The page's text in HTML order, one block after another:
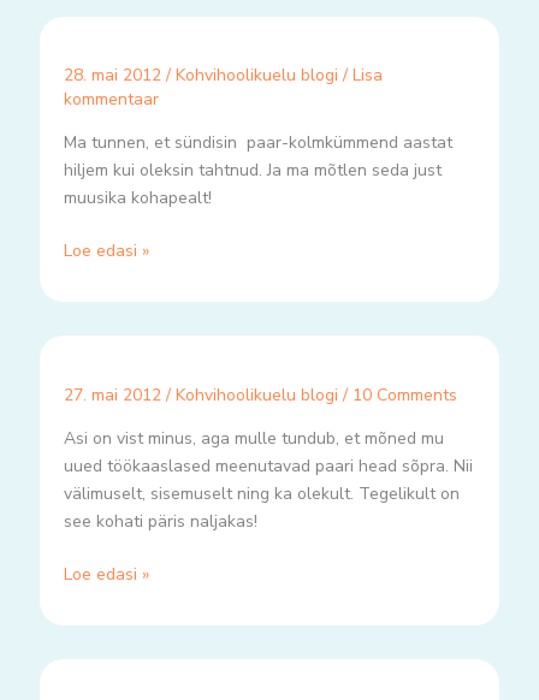
28. mai 2012 / Kohvihoolikuelu blogi / Lisa
kommentaar
Ma tunnen, et sündisin paar-kolmkümmend aastat
hiljem kui oleksin tahtnud. Ja ma mõtlen seda just
muusika kohapealt!
Loe edasi »
27. mai 2012 / Kohvihoolikuelu blogi / 10 Comments
Asi on vist minus, aga mulle tundub, et mõned mu
uued töökaaslased meenutavad paari head sõpra. Nii
välimuselt, sisemuselt ning ka olekult. Tegelikult on
see kohati päris naljakas!
Loe edasi »